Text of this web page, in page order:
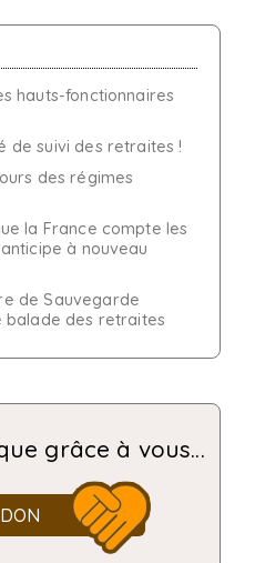
hauts-fonctionnaires
de suivi des retraites !
des régimes
la France compte les
à nouveau
de Sauvegarde
balade des retraites
grâce à vous...